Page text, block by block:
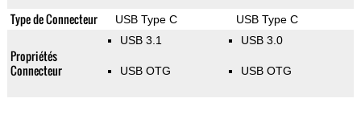
Type de Connecteur USB Type C USB Type C
Propriétés
Connecteur
USB 3.1
USB OTG
USB 3.0
USB OTG